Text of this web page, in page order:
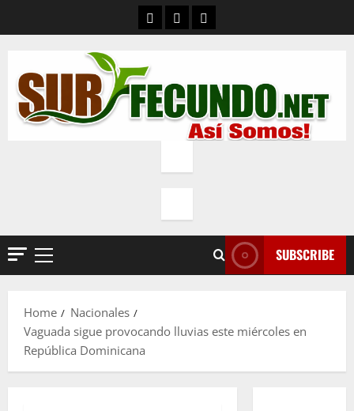
ContactoQuienes Somos
Política de privacidad
Primary
SUBSCRIBE
Home
Nacionales
Vaguada sigue provocando lluvias este miércoles en
República Dominicana